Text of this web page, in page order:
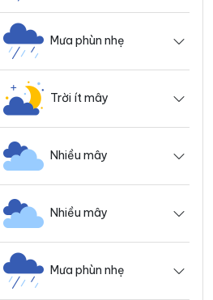
Mưa phùn nhẹ
Trời ít mây
Nhiều mây
Nhiều mây
Mưa phùn nhẹ